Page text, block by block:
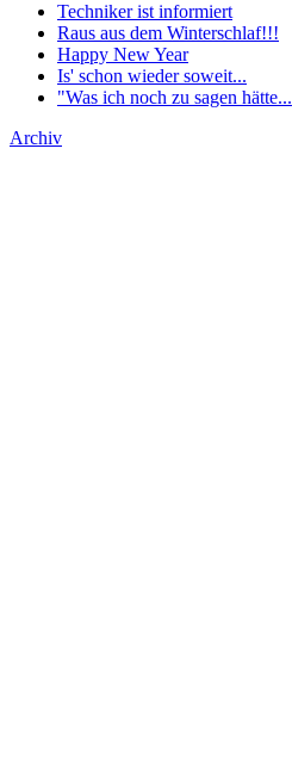
Techniker ist informiert
Raus aus dem Winterschlaf!!!
Happy New Year
Is' schon wieder soweit...
"Was ich noch zu sagen hätte...
Archiv